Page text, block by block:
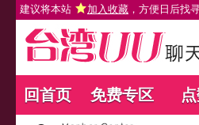
建议将本站 加入收藏 ，方便日后找
回首页 免费专区